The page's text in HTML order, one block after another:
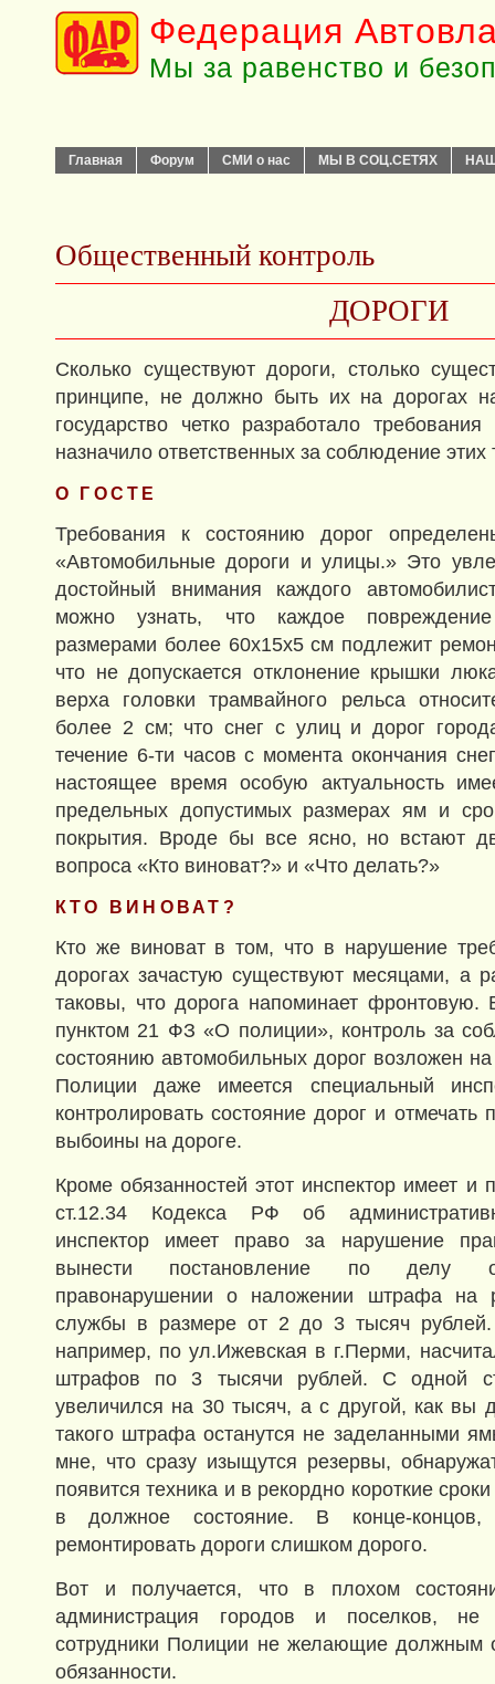
Федерация
Мы за равенство и
Главная Форум СМИ о нас МЫ В СОЦ.СЕТЯХ
Общественный контроль
ДОРОГИ
Сколько существуют дороги, столько
принципе, не должно быть их на дорогах
государство четко разработало
назначило ответственных за соблюдение этих
О ГОСТЕ
Требования к состоянию дорог
«Автомобильные дороги и улицы.» Это
достойный внимания каждого
можно узнать, что каждое
размерами более 60х15х5 см подлежит
что не допускается отклонение крышки
верха головки трамвайного рельса
более 2 см; что снег с улиц и дорог
течение 6-ти часов с момента окончания
настоящее время особую актуальность
предельных допустимых размерах ям и
покрытия. Вроде бы все ясно, но встают
вопроса «Кто виноват?» и «Что делать?»
КТО ВИНОВАТ?
Кто же виноват в том, что в нарушение
дорогах зачастую существуют месяцами, а
таковы, что дорога напоминает фронтовую.
пунктом 21 ФЗ «О полиции», контроль за
состоянию автомобильных дорог возложен
Полиции даже имеется специальный
контролировать состояние дорог и
выбоины на дороге.
Кроме обязанностей этот инспектор имеет и
ст.12.34 Кодекса РФ об
инспектор имеет право за нарушение
вынести постановление по делу
правонарушении о наложении штрафа на
службы в размере от 2 до 3 тысяч рублей.
например, по ул.Ижевская в г.Перми,
штрафов по 3 тысячи рублей. С одной
увеличился на 30 тысяч, а с другой, как вы
такого штрафа останутся не заделанными
мне, что сразу изыщутся резервы,
появится техника и в рекордно короткие
в должное состояние. В конце-
ремонтировать дороги слишком дорого.
Вот и получается, что в плохом
администрация городов и поселков,
сотрудники Полиции не желающие должным
обязанности.